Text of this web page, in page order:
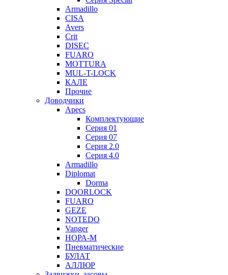
Armadillo
CISA
Avers
Crit
DISEC
FUARO
MOTTURA
MUL-T-LOCK
КАЛЕ
Прочие
Доводчики
Apecs
Комплектующие
Серия 01
Серия 07
Серия 2.0
Серия 4.0
Armadillo
Diplomat
Dorma
DOORLOCK
FUARO
GEZE
NOTEDO
Vanger
НОРА-М
Пневматические
БУЛАТ
АЛЛЮР